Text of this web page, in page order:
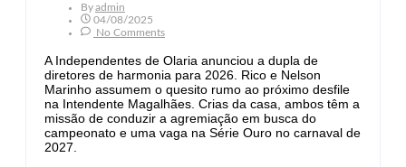
ByAdmin
04/08/2025
No Comments
A Independentes de Olaria anunciou a dupla de
diretores de harmonia para 2026. Rico e Nelson
Marinho assumem o quesito rumo ao próximo desfile
na Intendente Magalhães. Crias da casa, ambos têm a
missão de conduzir a agremiação em busca do
campeonato e uma vaga na Série Ouro no carnaval de
2027.